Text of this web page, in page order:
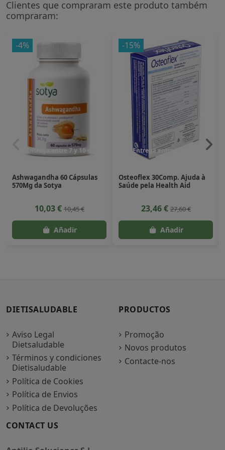
Clientes que compraram este produto também
compraram:
-4%
Entrega entre 7 y 10 dias
Ashwagandha 60 Cápsulas
570Mg da Sotya
10,03 €10,45 €
-15%
Entrega entre 7 y 10 dias
Osteoflex 30Comp. Ajuda à
Saúde pela Health Aid
23,46 €27,60 €
DIETISALUDABLE
Aviso Legal
Dietsaludable
Términos y condiciones
Dietisaludable
Política de Cookies
Política de Envios
Política de Devoluções
PRODUCTOS
Promoção
Novos produtos
Contacte-nos
CONTACT US